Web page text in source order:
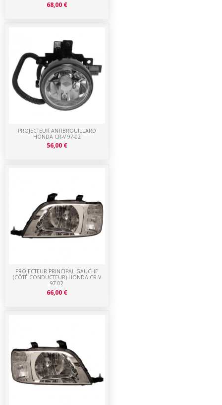
PROJECTEUR PRINCIPAL GAUCHE
(CÔTÉ CONDUCTEUR) HONDA CR-V
97-02
66,00 €
PROJECTEUR ANTIBROUILLARD
HONDA CR-V 97-02
56,00 €
68,00 €